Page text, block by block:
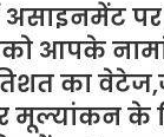
में असाइनमेंट
आपके
का
मूल्यांकन के